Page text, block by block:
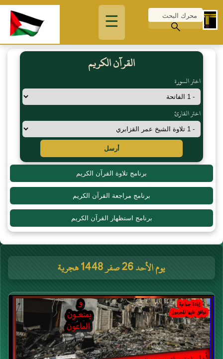
☰
القرآن الكريم
اختر السورة
اختر القارئ
أرسل
برنامج تلاوة القرآن الكريم
برنامج مراجعة القرآن الكريم
برنامج استظهار القرآن الكريم
يوم الأحد 26 صفر 1448 هجرية